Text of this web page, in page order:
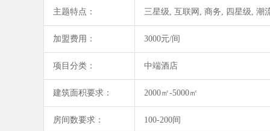
主题特点： 三星级, 互联网, 商务, 四星级, 潮
加盟费用： 3000元/间
项目分类： 中端酒店
建筑面积要求： 2000㎡-5000㎡
房间数要求： 100-200间